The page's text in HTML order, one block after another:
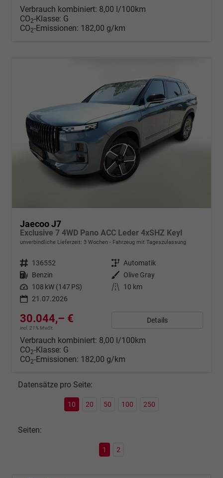
Verbrauch kombiniert: 8,00 l/100km
CO2-Klasse: G
CO2-Emissionen: 182,00 g/km
Jaecoo J7
Exclusive 7 4WD Pano ACC Leder 4xSHZ Keyl
unverbindliche Lieferzeit: 3 Wochen Fahrzeug mit Tageszulassung
Fahrzeugnr. 136552 Getriebe Automatik
Kraftstoff Benzin Außenfarbe Olive Gray
Leistung 108 kW (147 PS) Kilometerstand
10 km
21.07.2026
30.044,– €
incl. 21% MwSt.
Details
Verbrauch kombiniert: 8,00 l/100km
CO2-Klasse: G
CO2-Emissionen: 182,00 g/km
Datensätze pro Seite:
10 20 50 100 250
Seiten:
1 2